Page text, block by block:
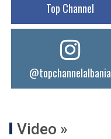
Top Channel
@topchannelalbania
Video »